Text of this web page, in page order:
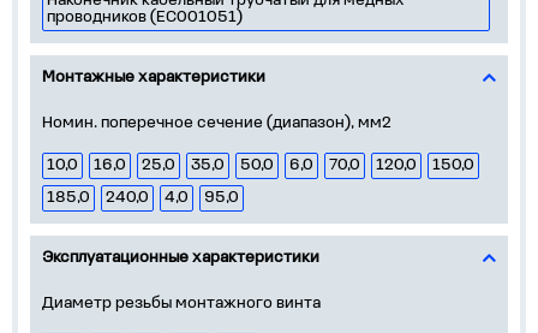
проводников (EC001051)
Монтажные характеристики
Номин. поперечное сечение (диапазон), мм2
10,0 16,0 25,0 35,0 50,0 6,0 70,0 120,0
150,0
185,0
240,0 4,0 95,0
Эксплуатационные характеристики
Диаметр резьбы монтажного винта